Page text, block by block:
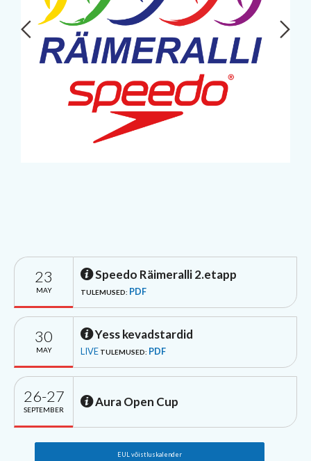
23
MAY
Speedo Räimeralli 2.etapp
TULEMUSED: PDF
30
MAY
Yess kevadstardid
LIVE TULEMUSED: PDF
26-27
SEPTEMBER
Aura Open Cup
EUL võistluskalender